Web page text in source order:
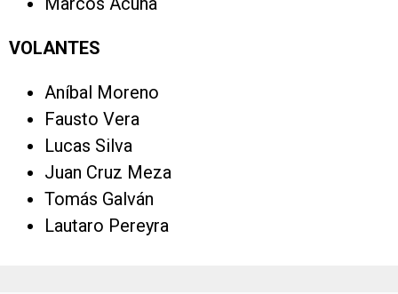
VOLANTES
Aníbal Moreno
Fausto Vera
Lucas Silva
Juan Cruz Meza
Tomás Galván
Lautaro Pereyra